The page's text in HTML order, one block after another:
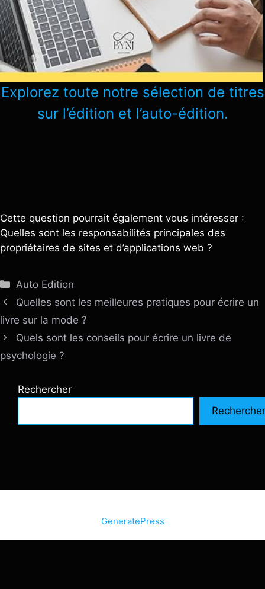
Explorez toute notre sélection de titres
sur l’édition et l’auto-édition.
Cette question pourrait également vous intéresser :
Quelles sont les responsabilités principales des
propriétaires de sites et d’applications web ?
Catégories
Auto Edition
Quelles sont les meilleures pratiques pour écrire un
livre sur la mode ?
Quels sont les conseils pour écrire un livre de
psychologie ?
Rechercher
Rechercher
GeneratePress